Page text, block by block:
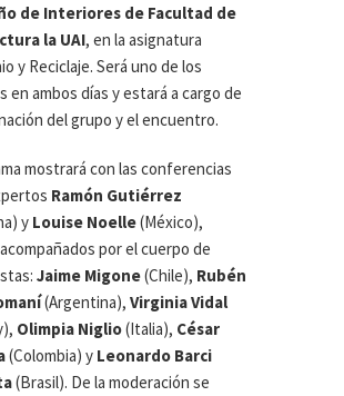
de Interiores de Facultad de
la UAI, en la asignatura
y Reciclaje. Será uno de los
en ambos días y estará a cargo de
del grupo y el encuentro.
mostrará con las conferencias
Ramón Gutiérrez
y Louise Noelle(México),
por el cuerpo de
Jaime Migone(Chile), Rubén
(Argentina), Virginia Vidal
Olimpia Niglio(Italia), César
(Colombia) y Leonardo Barci
(Brasil). De la moderación se